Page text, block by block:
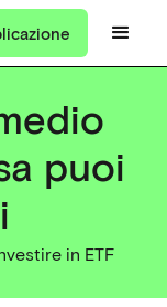
puoi
in ETF